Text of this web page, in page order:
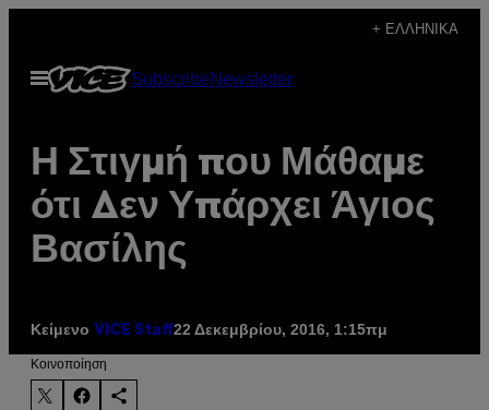
περιεχόμενο
+ ΕΛΛΗΝΙΚΆ
Ανοίξτε
το
SubscribeNewsletter
Η Στιγμή που Μάθαμε
ότι Δεν Υπάρχει Άγιος
Βασίλης
Κείμενο VICE Staff22 Δεκεμβρίου, 2016, 1:15πμ
Kοινοποίηση